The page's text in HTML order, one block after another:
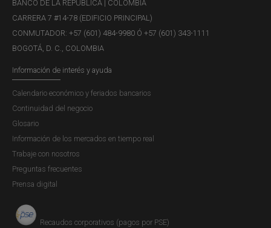
liquidez y rentabilidad. La seguridad implica una gestión
eficiente de los riesgos asociados con las inversiones,
mientras que la liquidez se refiere a la capacidad de
convertir los recursos...
Recuadro 3: Manejo activo de las
reservas internacionales - Informe de
Administración de Reservas
Internacionales, 2025
Publicación |
La administración de las reservas internacionales cuenta
con dos estilos de manejo: uno pasivo y otro activo. El
propósito del primero es imitar las características de
BANCO DE LA REPÚBLICA | COLOMBIA
CARRERA 7 #14-78 (EDIFICIO PRINCIPAL)
CONMUTADOR: +57 (601) 484-9980 Ó +57 (601) 343-1111
BOGOTÁ, D. C., COLOMBIA
Información de interés y ayuda
Calendario económico y feriados bancarios
Continuidad del negocio
Glosario
Información de los mercados en tiempo real
Trabaje con nosotros
Preguntas frecuentes
Prensa digital
Recaudos corporativos (pagos por PSE)